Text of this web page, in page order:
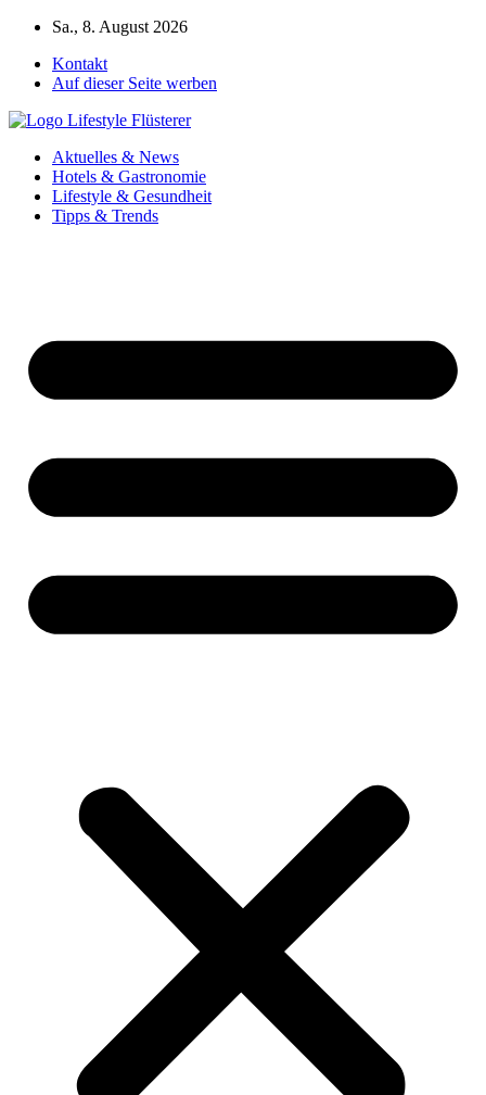
Zum
springen
Sa., 8. August 2026
Kontakt
Auf dieser Seite werben
Aktuelles & News
Hotels & Gastronomie
Lifestyle & Gesundheit
Tipps & Trends